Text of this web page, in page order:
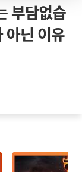
부담없습
아닌 이유